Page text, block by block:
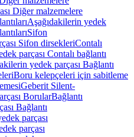
Diğer malzemelere
Aşağıdakilerin yedek
Sifon
Sifon dirsekleriContalı
parçası Contalı bağlantı
yedek parçası Bağlantı
Boru kelepçeleri için sabitleme
Geberit Silent-
BorularBağlantı
Bağlantı
parçası
parçası